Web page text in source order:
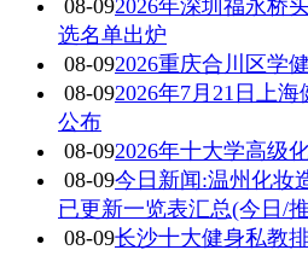
08-092026年深圳福永桥
选名单出炉
08-092026重庆合川区学
08-092026年7月21日上
公布
08-092026年十大学高级
08-09今日新闻:温州化妆
已更新一览表汇总(今日/
08-09长沙十大健身私教